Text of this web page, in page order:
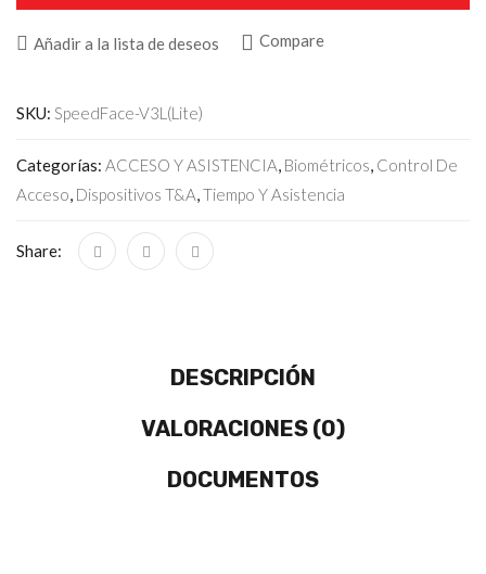
Añadir a la lista de deseos Compare
SKU: SpeedFace-V3L(Lite)
Categorías: ACCESO Y ASISTENCIA, Biométricos, Control De
Acceso, Dispositivos T&A,Tiempo Y Asistencia
Share:
DESCRIPCIÓN
VALORACIONES (0)
DOCUMENTOS